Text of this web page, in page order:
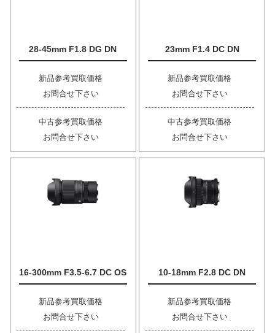
28-45mm F1.8 DG DN
新品参考買取価格
お問合せ下さい
中古参考買取価格
お問合せ下さい
23mm F1.4 DC DN
新品参考買取価格
お問合せ下さい
中古参考買取価格
お問合せ下さい
16-300mm F3.5-6.7 DC OS
新品参考買取価格
お問合せ下さい
10-18mm F2.8 DC DN
新品参考買取価格
お問合せ下さい